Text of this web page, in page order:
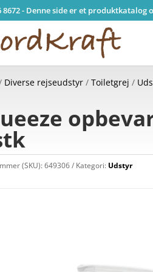
8672 - Denne side er et
Diverse rejseudstyr /Toiletgrej /
(SKU):649306 Kategori: Udstyr